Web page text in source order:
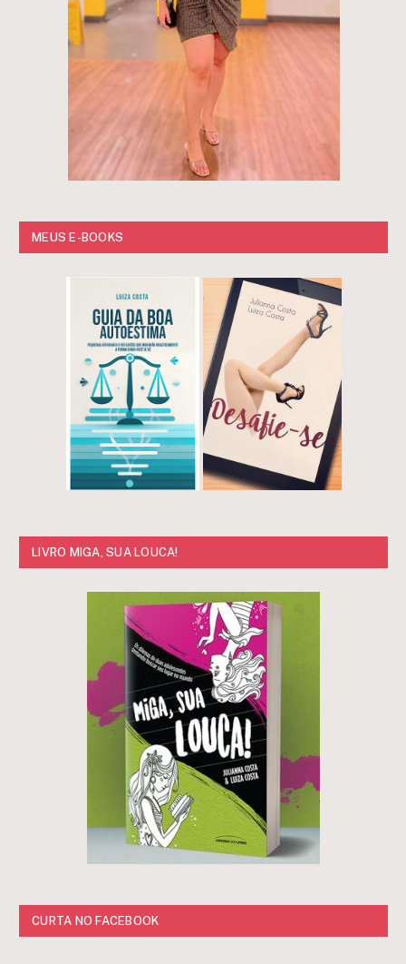
MEUS E-BOOKS
LIVRO MIGA, SUA LOUCA!
CURTA NO FACEBOOK